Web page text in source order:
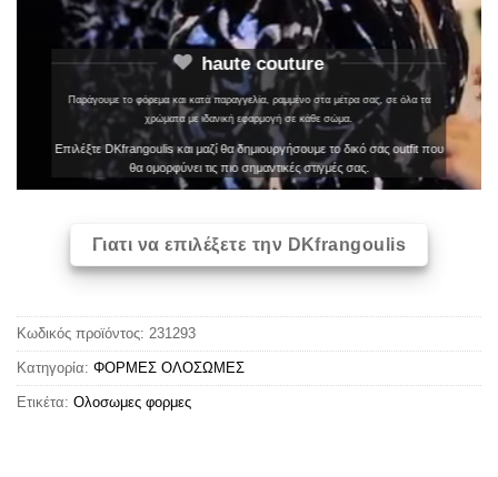
haute couture
Παράγουμε το φόρεμα και κατά παραγγελία, ραμμένο στα μέτρα σας, σε όλα τα
χρώματα με ιδανική εφαρμογή σε κάθε σώμα.
Επιλέξτε DKfrangoulis και μαζί θα δημιουργήσουμε το δικό σας outfit που
θα ομορφύνει τις πιο σημαντικές στιγμές σας.
Γιατι να επιλέξετε την DKfrangoulis
Κωδικός προϊόντος: 231293
Κατηγορία: ΦΟΡΜΕΣ ΟΛΟΣΩΜΕΣ
Ετικέτα: Oλoσωμες φoρμες